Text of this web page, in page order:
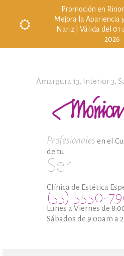
Promoción en
Mejora la Apariencia
Nariz | Válida del 01
2026
Amargura 13, Interior 3,
Profesionales en el
de tu
Ser
Clínica de Estética
(55) 5550-
Lunes a Viernes de
Sábados de 9:00am a